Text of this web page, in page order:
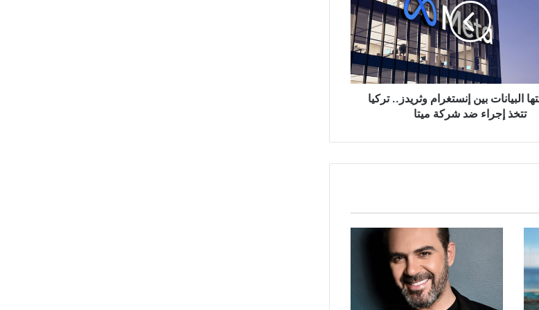
البيانات بين إنستغرام وثريدز.. تركيا
تتخذ إجراء ضد شركة ميتا